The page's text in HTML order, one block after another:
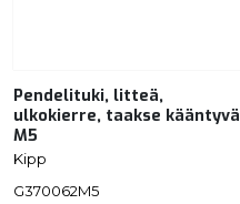
Pendelituki, litteä,
ulkokierre, taakse kääntyvä
M5
Kipp
G370062M5